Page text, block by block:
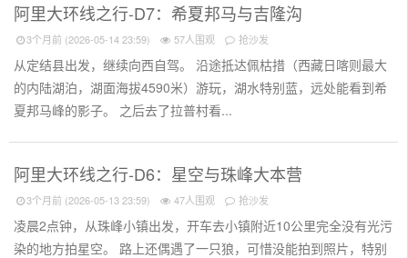
阿里大环线之行-D7：希夏邦马与吉隆沟
3个月前 (2026-05-14 23:59) 57人围观 抢沙发
从定结县出发，继续向西自驾。 沿途抵达佩枯措（西藏日喀则最大
的内陆湖泊，湖面海拔4590米）游玩，湖水特别蓝，远处能看到希
夏邦马峰的影子。 之后去了拉普村看...
阿里大环线之行-D6：星空与珠峰大本营
3个月前 (2026-05-13 23:59) 47人围观 抢沙发
凌晨2点钟，从珠峰小镇出发，开车去小镇附近10公里完全没有光污
染的地方拍星空。 路上还偶遇了一只狼，可惜没能拍到照片，特别